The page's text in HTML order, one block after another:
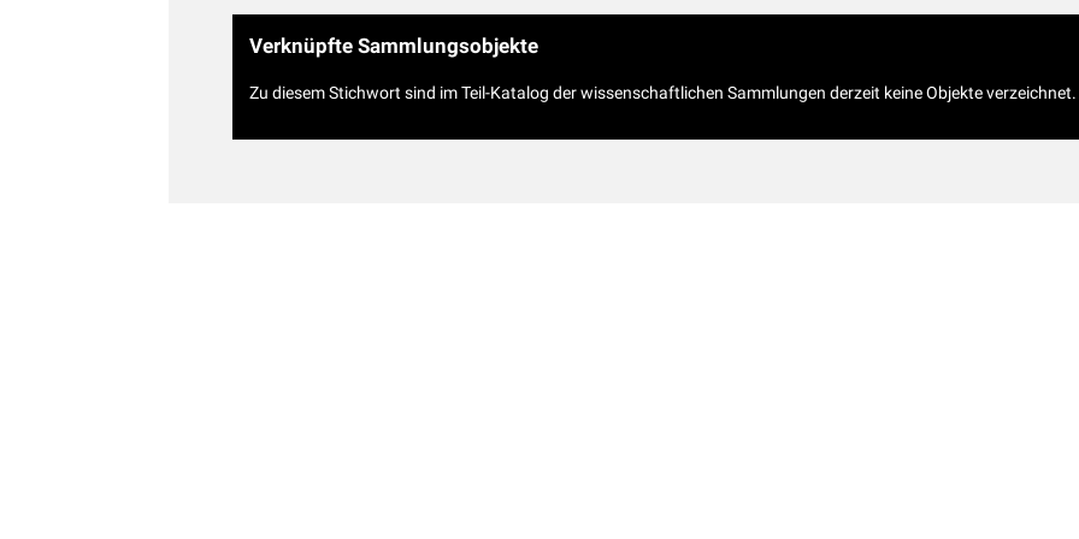
Verknüpfte Sammlungsobjekte
Zu diesem Stichwort sind im Teil-Katalog der wissenschaftlichen Sammlungen derzeit keine Objekte verzeichnet.